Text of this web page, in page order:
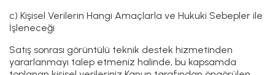
c) Kişisel Verilerin Hangi Amaçlarla ve Hukuki Sebepler ile
İşleneceği
Satış sonrası görüntülü teknik destek hizmetinden
yararlanmayı talep etmeniz halinde, bu kapsamda